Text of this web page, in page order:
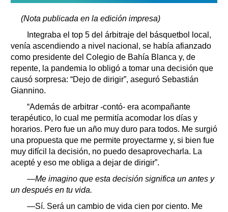
(Nota publicada en la edición impresa)
Integraba el top 5 del árbitraje del básquetbol local,
venía ascendiendo a nivel nacional, se había afianzado
como presidente del Colegio de Bahía Blanca y, de
repente, la pandemia lo obligó a tomar una decisión que
causó sorpresa: “Dejo de dirigir”, aseguró Sebastián
Giannino.
“Además de arbitrar -contó- era acompañante
terapéutico, lo cual me permitía acomodar los días y
horarios. Pero fue un año muy duro para todos. Me surgió
una propuesta que me permite proyectarme y, si bien fue
muy difícil la decisión, no puedo desaprovecharla. La
acepté y eso me obliga a dejar de dirigir”.
—Me imagino que esta decisión significa un antes y
un después en tu vida.
—Sí. Será un cambio de vida cien por ciento. Me